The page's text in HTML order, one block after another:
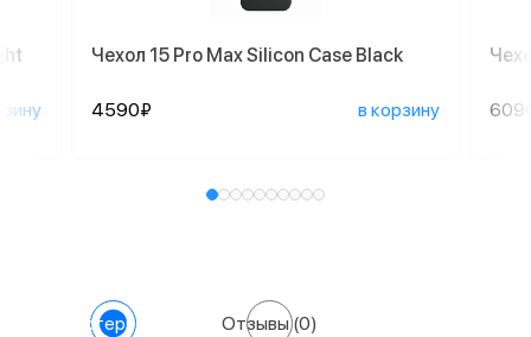
Чехол 15 Pro Max Silicon Case Black
4590₽ в корзину
Характеристики Отзывы(0)